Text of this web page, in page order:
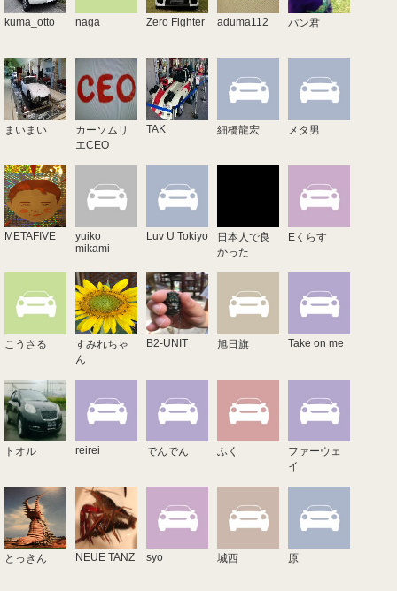
kuma_otto naga Zero Fighter aduma112 パン君
まいまい
カーソムリ
エCEO
TAK 細橋龍宏 メタ男
METAFIVE
yuiko
mikami
Luv U Tokiyo
日本人で良
かった
Eくらす
こうさる
すみれちゃ
ん
B2-UNIT 旭日旗 Take on me
トオル reirei でんでん ふく
ファーウェ
イ
とっきん NEUE TANZ syo 城西 原